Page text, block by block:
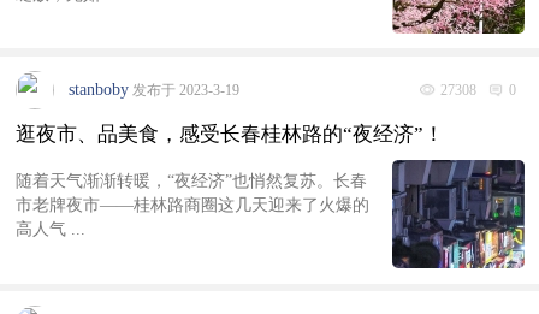
27308 0
stanboby 发布于 2023-3-19
逛夜市、品美食，感受长春桂林路的“夜经济”！
随着天气渐渐转暖，“夜经济”也悄然复苏。长春
市老牌夜市——桂林路商圈这几天迎来了火爆的
高人气 ...